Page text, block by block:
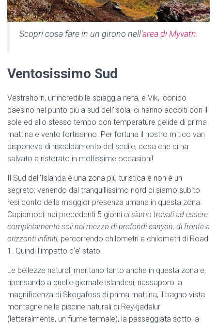
Scopri cosa fare in un girono nell’area di Myvatn
Ventosissimo Sud
Vestrahorn, un’incredibile spiaggia nera, e Vik, iconico
paesino nel punto più a sud dell’isola, ci hanno accolti con il
sole ed allo stesso tempo con temperature gelide di prima
mattina e vento fortissimo. Per fortuna il nostro mitico van
disponeva di riscaldamento del sedile, cosa che ci ha
salvato e ristorato in moltissime occasioni!
Il Sud dell’Islanda è una zona più turistica e non è un
segreto: venendo dal tranquillissimo nord ci siamo subito
resi conto della maggior presenza umana in questa zona.
Capiamoci: nei precedenti 5 giorni ci siamo trovati ad essere
completamente soli nel mezzo di profondi canyon, di fronte a
orizzonti infiniti, percorrendo chilometri e chilometri di Road
1. Quindi l’impatto c’e’ stato.
Le bellezze naturali meritano tanto anche in questa zona e,
ripensando a quelle giornate islandesi, riassaporo la
magnificenza di Skogafoss di prima mattina, il bagno vista
montagne nelle piscine naturali di Reykjadalur
(letteralmente, un fiume termale), la passeggiata sotto la